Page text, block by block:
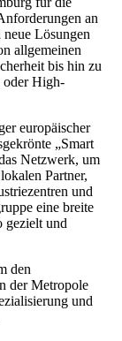
an
Lösungen
allgemeinen
bis hin zu
oder High-
europäischer
„Smart
Netzwerk, um
Partner,
und
eine breite
gezielt und
den
der Metropole
und